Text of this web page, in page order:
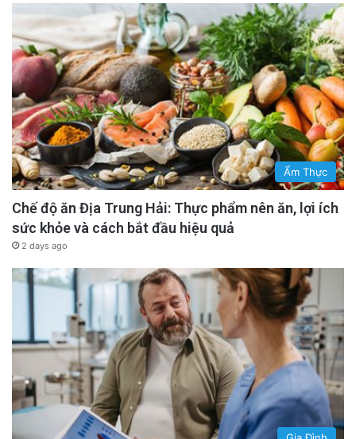
Ẩm Thực
Chế độ ăn Địa Trung Hải: Thực phẩm nên ăn, lợi ích
sức khỏe và cách bắt đầu hiệu quả
2 days ago